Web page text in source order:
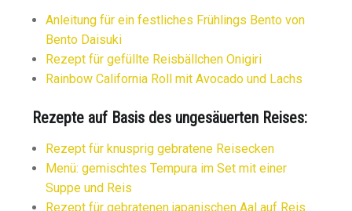
Anleitung für ein festliches Frühlings Bento von
Bento Daisuki
Rezept für gefüllte Reisbällchen Onigiri
Rainbow California Roll mit Avocado und Lachs
Rezepte auf Basis des ungesäuerten Reises:
Rezept für knusprig gebratene Reisecken
Menü: gemischtes Tempura im Set mit einer
Suppe und Reis
Rezept für gebratenen japanischen Aal auf Reis